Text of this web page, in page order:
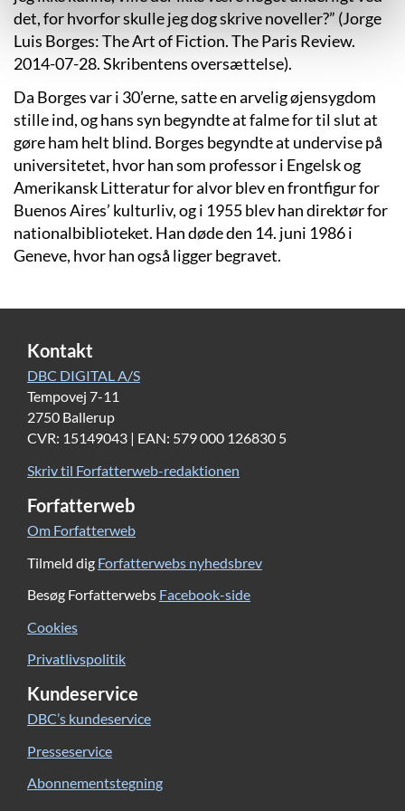
det, for hvorfor skulle jeg dog skrive noveller?” (Jorge
Luis Borges: The Art of Fiction. The Paris Review.
2014-07-28. Skribentens oversættelse).
Da Borges var i 30’erne, satte en arvelig øjensygdom
stille ind, og hans syn begyndte at falme for til slut at
gøre ham helt blind. Borges begyndte at undervise på
universitetet, hvor han som professor i Engelsk og
Amerikansk Litteratur for alvor blev en frontfigur for
Buenos Aires’ kulturliv, og i 1955 blev han direktør for
nationalbiblioteket. Han døde den 14. juni 1986 i
Geneve, hvor han også ligger begravet.
Kontakt
DBC DIGITAL A/S
Tempovej 7-11
2750 Ballerup
CVR: 15149043 | EAN: 579 000 126830 5
Skriv til Forfatterweb-redaktionen
Forfatterweb
Om Forfatterweb
Tilmeld dig Forfatterwebs nyhedsbrev
Besøg Forfatterwebs Facebook-side
Cookies
Privatlivspolitik
Kundeservice
DBC’s kundeservice
Presseservice
Abonnementstegning